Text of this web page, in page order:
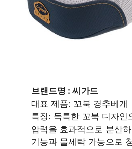
브랜드명 : 씨가드
대표 제품: 꼬북 경추베개
특징: 독특한 꼬북 디자인
압력을 효과적으로 분산
기능과 물세탁 가능으로